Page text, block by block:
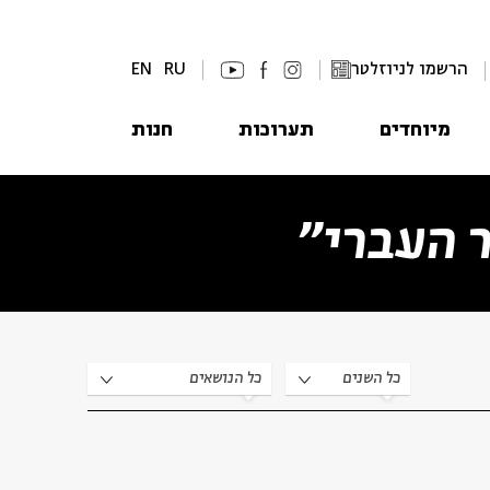
הרשמו לניוזלטר EN RU
מיוחדים תערוכות חנות
העברי״
כל השנים כל הנושאים